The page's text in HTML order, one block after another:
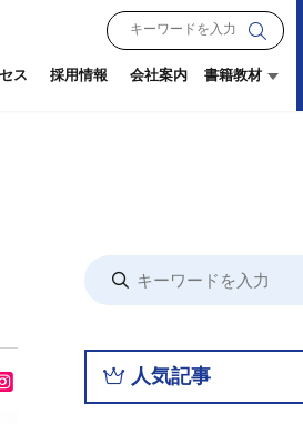
ス 採用情報 会社案内 書籍教材
月刊『理念と経
オンラインショ
人気記事